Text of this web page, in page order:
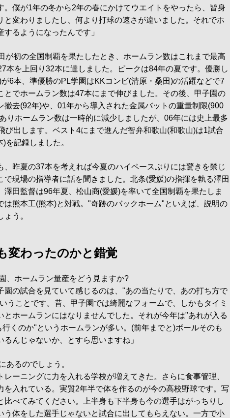
。僕が1年の冬から2年の春にかけてウエイトをやったら、皆身
と変わりましたし、何より打球の速さが違いました。それでホ
するようになったんです」
初の全国制覇を果たしたとき、ホームラン数はこれまで最高
本を上回り32本に達しました。ピークは84年の夏です。優勝し
6本、準優勝のPL学園はKKコンビ(清原・桑田)の活躍などで7
とでホームラン数は47本にまで伸びました。その後、甲子園の
撤去(92年)や、01年から導入された金属バットの重量制限(900
りホームラン数は一時的に減少しましたが、06年には史上最多
び出します。ベスト4にまで進んだ智弁和歌山(和歌山)は1試合
を記録しました。
昨夏の37本を考えれば今夏のハイペースぶりには驚きを禁じ
で現場の指導者に話を聞きました。北条(愛媛)の指揮を執る澤田
澤田監督は96年夏、松山商(愛媛)を率いて全国制覇を果たしま
は熊本工(熊本)と対戦。"奇跡のバックホーム"といえば、説明の
う。
変わったのかと錯覚
、ホームラン量産をどう見ますか?
園の試合を見ていて感じるのは、"あの当たりで、あの打ち方で
うことです。昔、甲子園では綺麗なフォームで、しかもタイミ
とホームランにはなりませんでした。それが今年は"あれが入る
くのか"というホームランが多い。(前年までと)ボールそのも
るんじゃないか、とすら思いますね」
あるのでしょう。
レーニングに力を入れる学校が増えてきた。さらに食事管理、
を入れている。実質2年半で体を作るのが今の高校野球です。写
比べてみてください。上半身も下半身も今の選手はがっちりし
う体をした選手じゃないと試合に出してもらえない。一方で小